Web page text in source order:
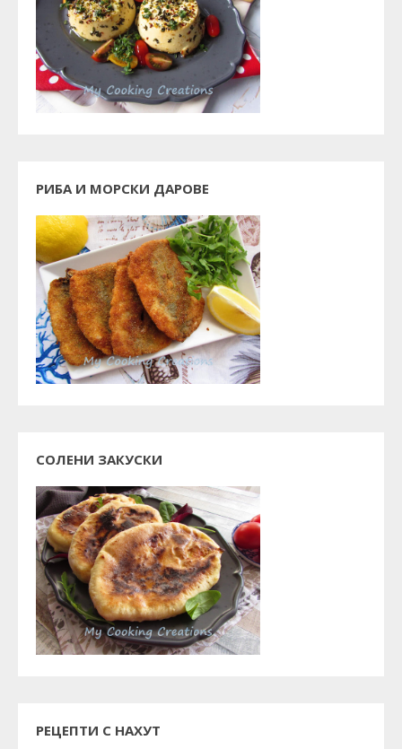
РИБА И МОРСКИ ДАРОВЕ
СОЛЕНИ ЗАКУСКИ
РЕЦЕПТИ С НАХУТ